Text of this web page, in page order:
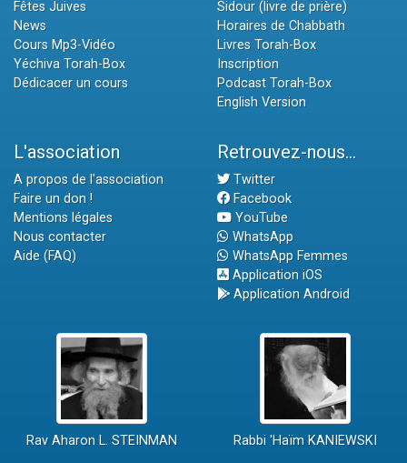
Fêtes Juives
News
Cours Mp3-Vidéo
Yéchiva Torah-Box
Dédicacer un cours
Sidour (livre de prière)
Horaires de Chabbath
Livres Torah-Box
Inscription
Podcast Torah-Box
English Version
L'association
A propos de l'association
Faire un don !
Mentions légales
Nous contacter
Aide (FAQ)
Retrouvez-nous...
Twitter
Facebook
YouTube
WhatsApp
WhatsApp Femmes
Application iOS
Application Android
Rav Aharon L. STEINMAN Rabbi 'Haïm KANIEWSKI